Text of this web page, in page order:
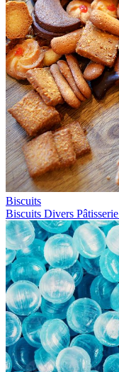
Biscuits
Biscuits Divers Pâtisserie